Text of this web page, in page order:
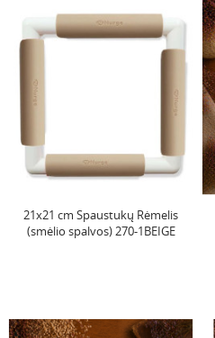
21x21 cm Spaustukų Rėmelis
(smėlio spalvos) 270-1BEIGE